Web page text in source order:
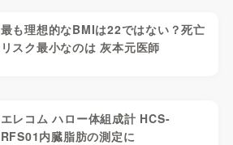
最も理想的なBMIは22ではない？死亡
リスク最小なのは 灰本元医師
エレコム ハロー体組成計 HCS-
RFS01内臓脂肪の測定に